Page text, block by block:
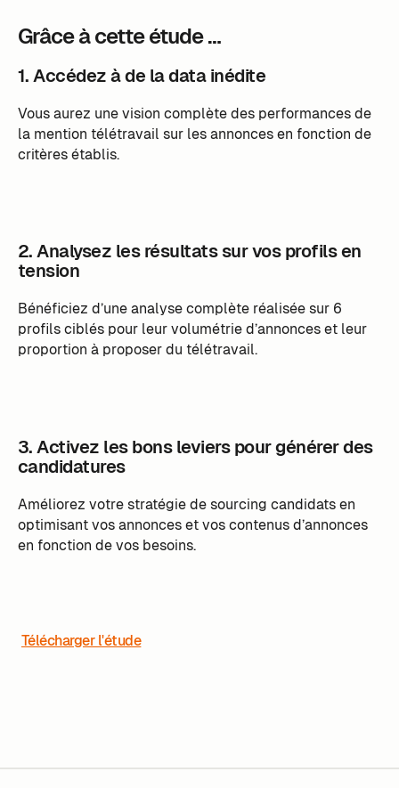
Grâce à cette étude …
1. Accédez à de la data inédite
Vous aurez une vision complète des performances de
la mention télétravail sur les annonces en fonction de
critères établis.
2. Analysez les résultats sur vos profils en
tension
Bénéficiez d’une analyse complète réalisée sur 6
profils ciblés pour leur volumétrie d’annonces et leur
proportion à proposer du télétravail.
3. Activez les bons leviers pour générer des
candidatures
Améliorez votre stratégie de sourcing candidats en
optimisant vos annonces et vos contenus d’annonces
en fonction de vos besoins.
Télécharger l'étude